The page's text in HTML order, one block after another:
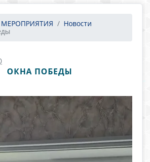
МЕРОПРИЯТИЯ
Новости
ОКНА ПОБЕДЫ